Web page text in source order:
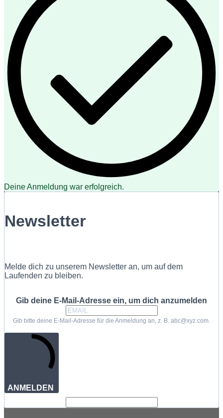
Deine Anmeldung war erfolgreich.
Newsletter
Melde dich zu unserem Newsletter an, um auf dem
Laufenden zu bleiben.
Gib deine E-Mail-Adresse ein, um dich anzumelden
Gib bitte deine E-Mail-Adresse für die Anmeldung an, z. B. abc@xyz.com.
ANMELDEN